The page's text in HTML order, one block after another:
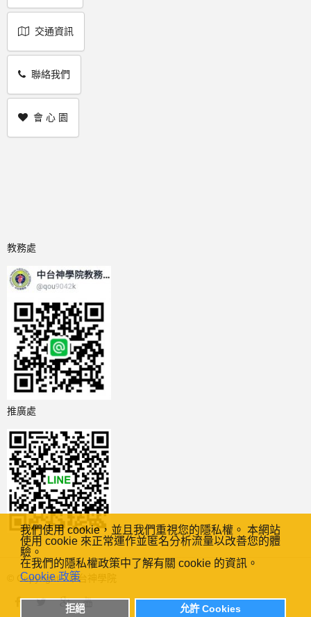
我們使用 cookie，並且我們重視您的隱私權。 本網站
使用 cookie 來正常運作並匿名分析流量以改善您的體
驗。
在我們的隱私權政策中了解有關 cookie 的資訊。
Cookie 政策
拒絕 允許 Cookies
交通資訊
聯絡我們
會 心 園
教務處
推廣處
© Copyright - 中台神學院